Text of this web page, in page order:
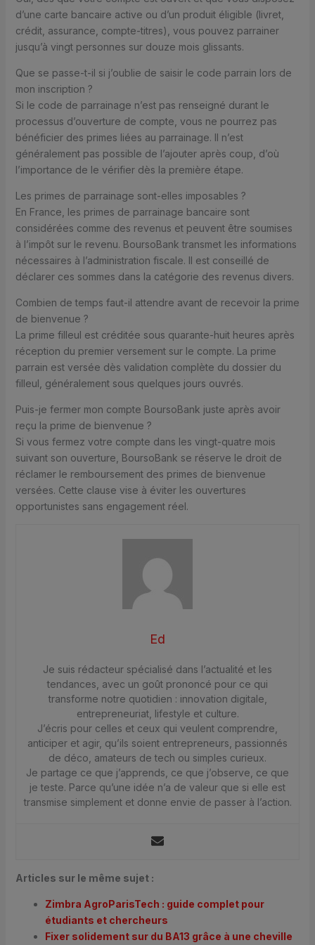
d’une carte bancaire active ou d’un produit éligible (livret,
crédit, assurance, compte-titres), vous pouvez parrainer
jusqu’à vingt personnes sur douze mois glissants.
Que se passe-t-il si j’oublie de saisir le code parrain lors de
mon inscription ?
Si le code de parrainage n’est pas renseigné durant le
processus d’ouverture de compte, vous ne pourrez pas
bénéficier des primes liées au parrainage. Il n’est
généralement pas possible de l’ajouter après coup, d’où
l’importance de le vérifier dès la première étape.
Les primes de parrainage sont-elles imposables ?
En France, les primes de parrainage bancaire sont
considérées comme des revenus et peuvent être soumises
à l’impôt sur le revenu. BoursoBank transmet les informations
nécessaires à l’administration fiscale. Il est conseillé de
déclarer ces sommes dans la catégorie des revenus divers.
Combien de temps faut-il attendre avant de recevoir la prime
de bienvenue ?
La prime filleul est créditée sous quarante-huit heures après
réception du premier versement sur le compte. La prime
parrain est versée dès validation complète du dossier du
filleul, généralement sous quelques jours ouvrés.
Puis-je fermer mon compte BoursoBank juste après avoir
reçu la prime de bienvenue ?
Si vous fermez votre compte dans les vingt-quatre mois
suivant son ouverture, BoursoBank se réserve le droit de
réclamer le remboursement des primes de bienvenue
versées. Cette clause vise à éviter les ouvertures
opportunistes sans engagement réel.
Ed
Je suis rédacteur spécialisé dans l’actualité et les
tendances, avec un goût prononcé pour ce qui
transforme notre quotidien : innovation digitale,
entrepreneuriat, lifestyle et culture.
J’écris pour celles et ceux qui veulent comprendre,
anticiper et agir, qu’ils soient entrepreneurs, passionnés
de déco, amateurs de tech ou simples curieux.
Je partage ce que j’apprends, ce que j’observe, ce que
je teste. Parce qu’une idée n’a de valeur que si elle est
transmise simplement et donne envie de passer à l’action.
Articles sur le même sujet :
Zimbra AgroParisTech : guide complet pour
étudiants et chercheurs
Fixer solidement sur du BA13 grâce à une cheville